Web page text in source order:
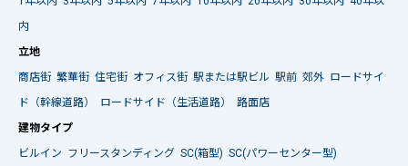
内
立地
商店街 繁華街 住宅街 オフィス街 駅または駅ビル 駅前 郊外 ロードサイ
ド（幹線道路）
ロードサイド（生活道路）
路面店
建物タイプ
ビルイン フリースタンディング SC(箱型) SC(パワーセンター型)